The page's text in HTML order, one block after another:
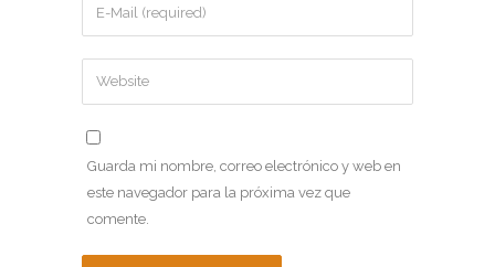
Guarda mi nombre, correo electrónico y web en
este navegador para la próxima vez que
comente.